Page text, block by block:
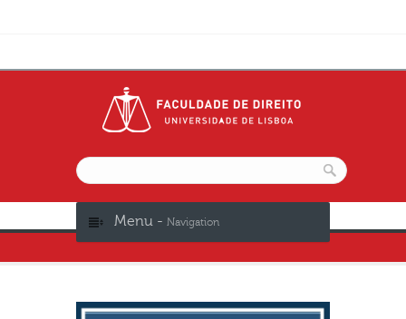
Menu - Navigation